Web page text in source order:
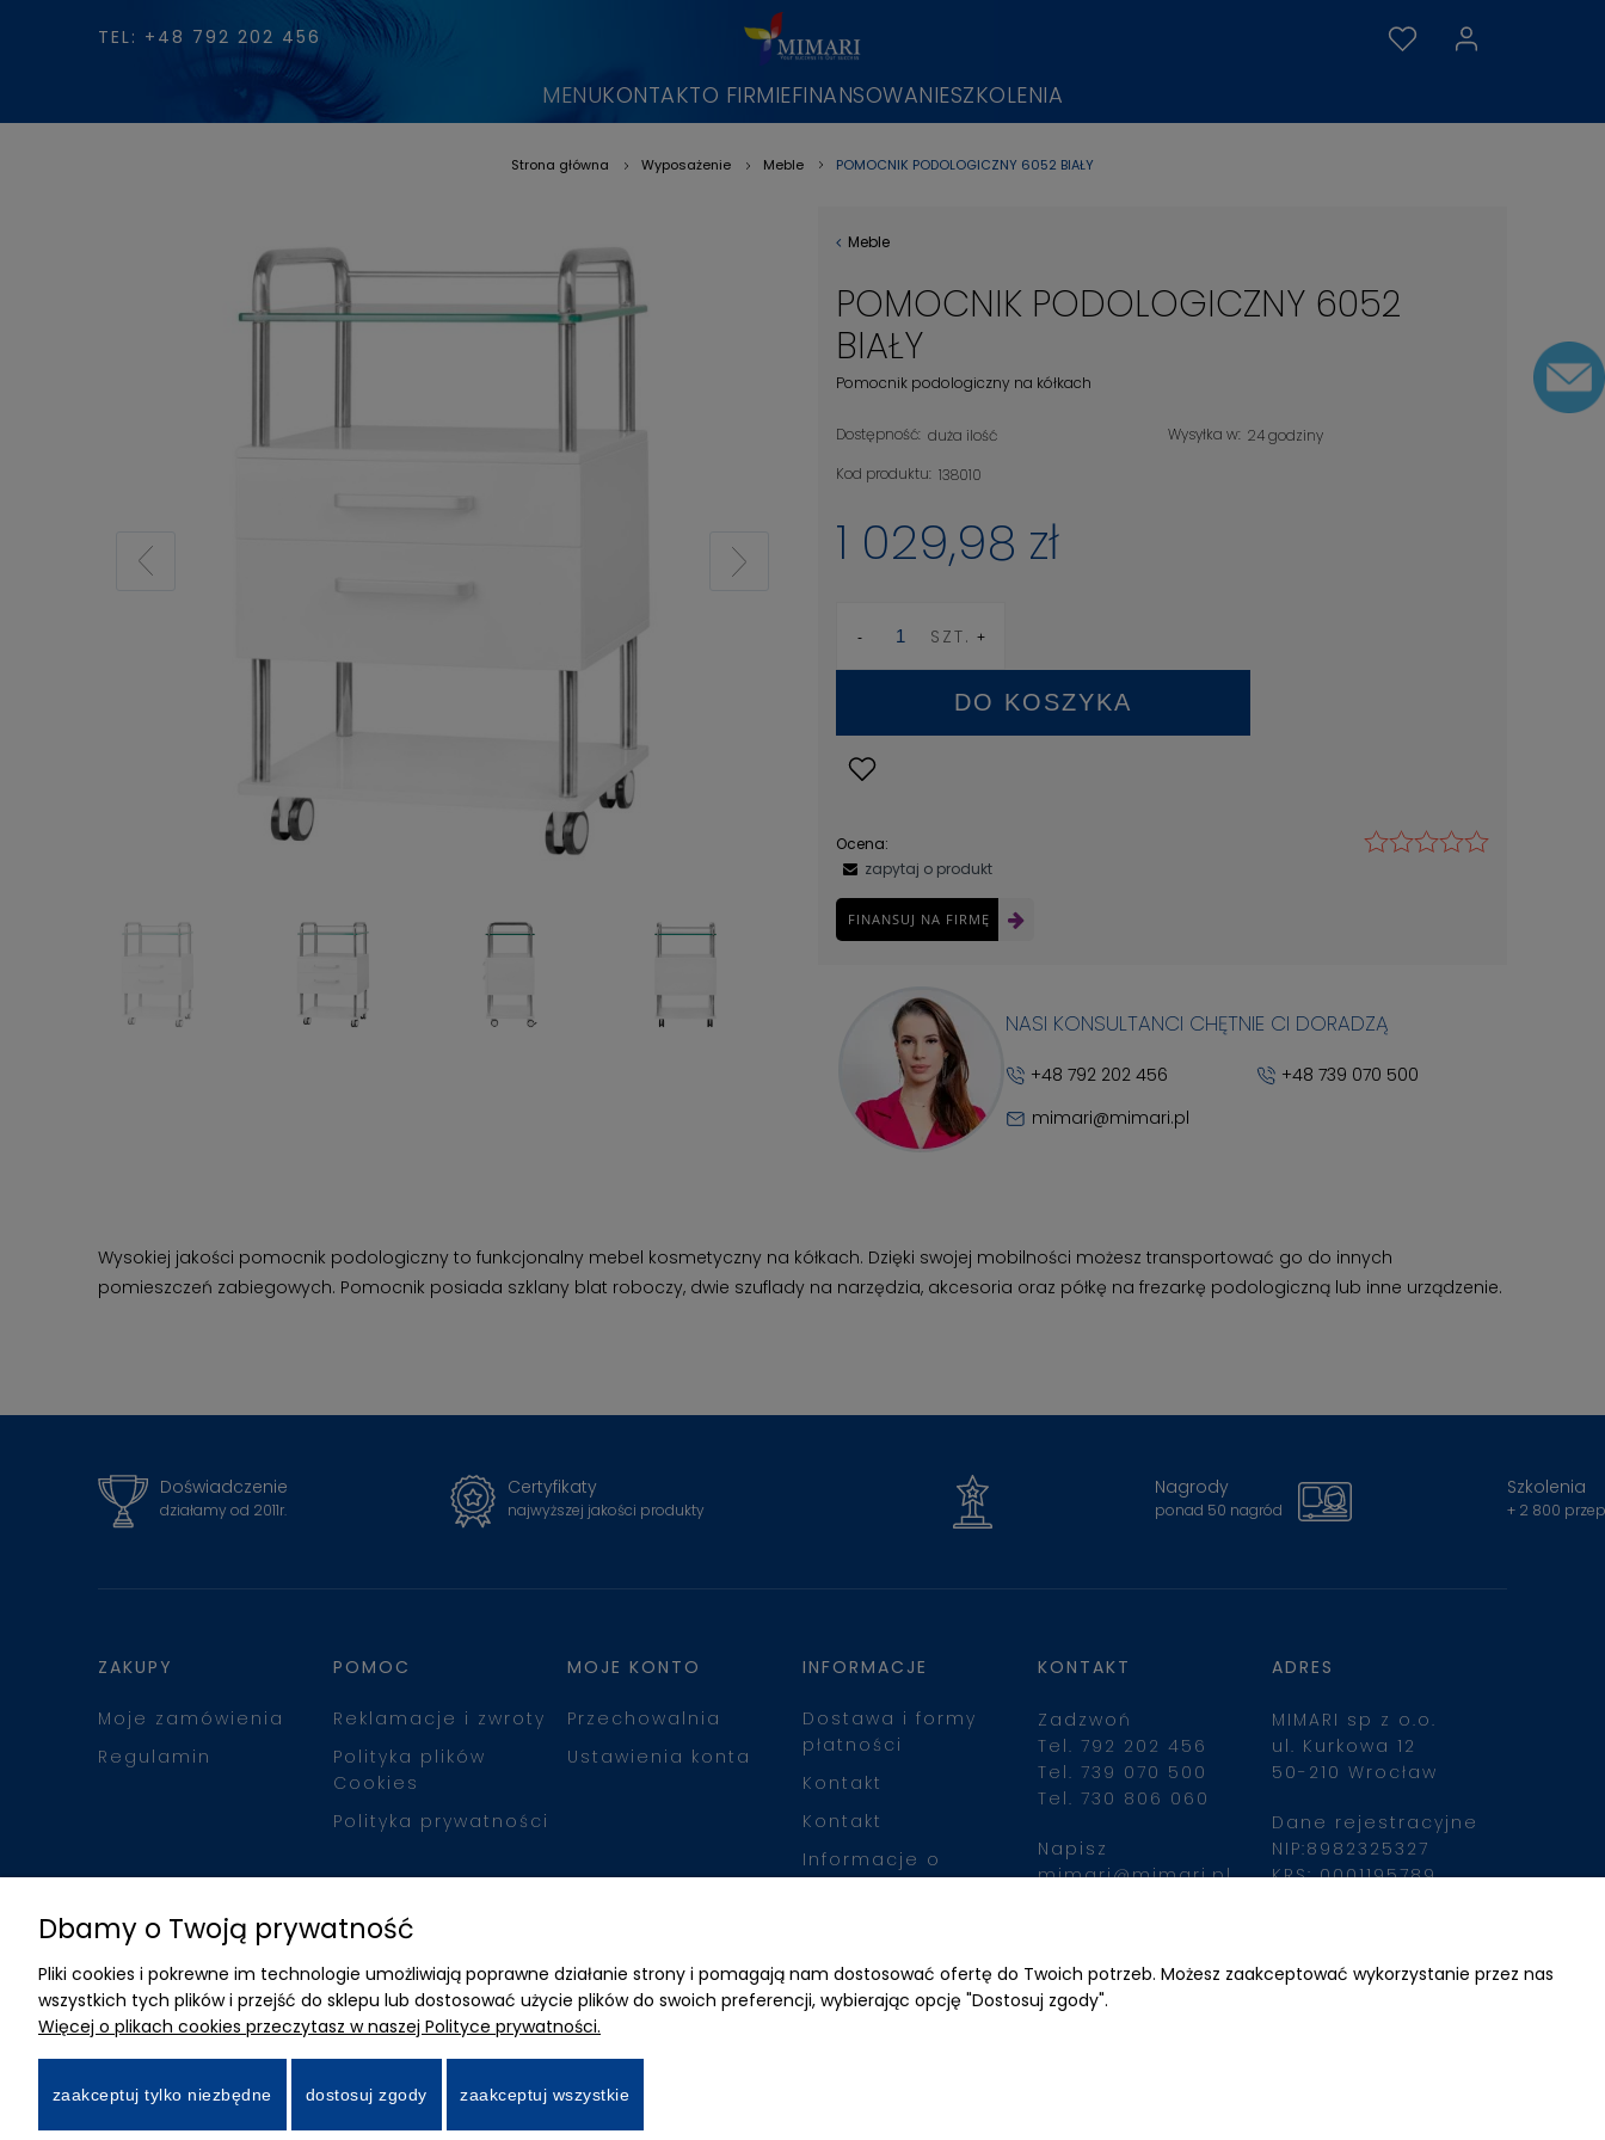
TEL: +48 792 202 456
MENUKONTAKTO FIRMIEFINANSOWANIESZKOLENIA
Strona główna Wyposażenie Meble POMOCNIK PODOLOGICZNY 6052 BIAŁY
Meble
POMOCNIK PODOLOGICZNY 6052
BIAŁY
Pomocnik podologiczny na kółkach
Dostępność: duża ilość Wysyłka w: 24 godziny
Kod produktu: 138010
1 029,98 zł
SZT.
DO KOSZYKA
Ocena:
zapytaj o produkt
FINANSUJ NA FIRMĘ
NASI KONSULTANCI CHĘTNIE CI DORADZĄ
+48 792 202 456
+48 739 070 500
mimari@mimari.pl
Wysokiej jakości pomocnik podologiczny to funkcjonalny mebel kosmetyczny na kółkach. Dzięki swojej mobilności możesz transportować go do innych
pomieszczeń zabiegowych. Pomocnik posiada szklany blat roboczy, dwie szuflady na narzędzia, akcesoria oraz półkę na frezarkę podologiczną lub inne urządzenie.
Doświadczenie
działamy od 2011r.
Certyfikaty
najwyższej jakości produkty
Nagrody
ponad 50 nagród
Szkolenia
+ 2 800
ZAKUPY
Moje zamówienia
Regulamin
POMOC
Reklamacje i zwroty
Polityka plików
Cookies
Polityka prywatności
MOJE KONTO
Przechowalnia
Ustawienia konta
INFORMACJE
Dostawa i formy
płatności
Kontakt
Kontakt
Informacje o
KONTAKT
Zadzwoń
Tel. 792 202 456
Tel. 739 070 500
Tel. 730 806 060
Napisz
mimari@mimari.pl
ADRES
MIMARI sp z o.o.
ul. Kurkowa 12
50-210 Wrocław
Dane rejestracyjne
NIP:8982325327
KRS: 0001195789
Dbamy o Twoją prywatność
Pliki cookies i pokrewne im technologie umożliwiają poprawne działanie strony i pomagają nam dostosować ofertę do Twoich potrzeb. Możesz zaakceptować wykorzystanie przez nas
wszystkich tych plików i przejść do sklepu lub dostosować użycie plików do swoich preferencji, wybierając opcję "Dostosuj zgody".
Więcej o plikach cookies przeczytasz w naszej Polityce prywatności.
zaakceptuj tylko niezbędne dostosuj zgody zaakceptuj wszystkie